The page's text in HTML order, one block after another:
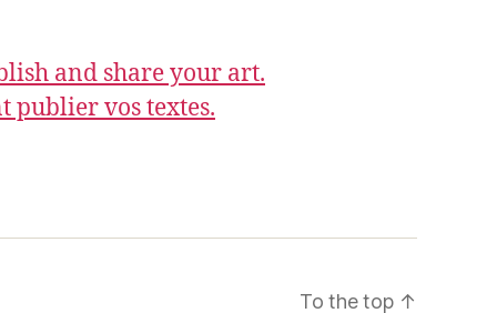
and share your art.
publier vos textes.
To the top ↑